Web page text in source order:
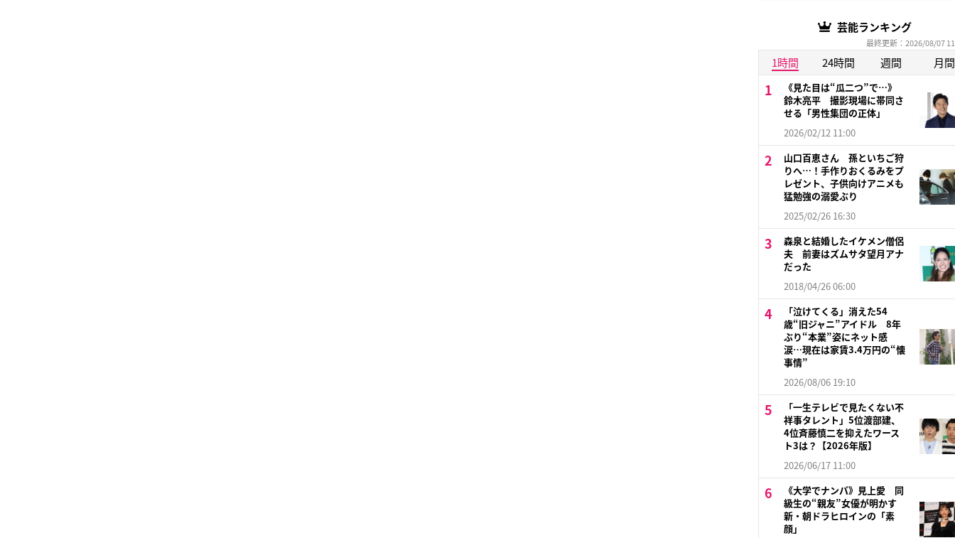
芸能ランキング
最終更新：2026/08/07
1時間 24時間 週間 月間
《見た目は“瓜二つ”で…》
鈴木亮平 撮影現場に帯同さ
せる「男性集団の正体」
2026/02/12 11:00
山口百恵さん 孫といちご狩
りへ…！手作りおくるみをプ
レゼント、子供向けアニメも
猛勉強の溺愛ぶり
2025/02/26 16:30
森泉と結婚したイケメン僧侶
夫 前妻はズムサタ望月アナ
だった
2018/04/26 06:00
「泣けてくる」消えた54
歳“旧ジャニ”アイドル 8年
ぶり“本業”姿にネット感
涙…現在は家賃3.4万円の“懐
事情”
2026/08/06 19:10
「一生テレビで見たくない不
祥事タレント」5位渡部建、
4位斉藤慎二を抑えたワース
ト3は？【2026年版】
2026/06/17 11:00
《大学でナンパ》見上愛 同
級生の“親友”女優が明かす
新・朝ドラヒロインの「素
顔」